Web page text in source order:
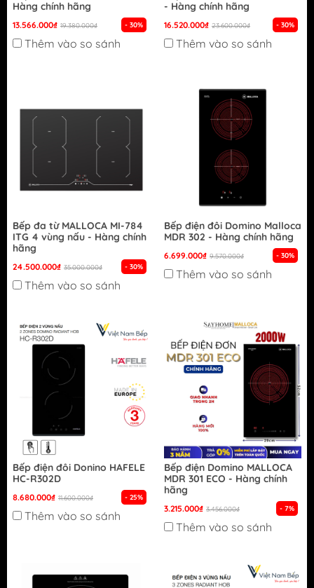
Hàng chính hãng
13.566.000₫ 19.380.000₫ - 30%
Thêm vào so sánh
- Hàng chính hãng
16.520.000₫ 23.600.000₫ - 30%
Thêm vào so sánh
Bếp đa từ MALLOCA MI-784
ITG 4 vùng nấu - Hàng chính
hãng
24.500.000₫ 35.000.000₫ - 30%
Thêm vào so sánh
Bếp điện đôi Domino Malloca
MDR 302 - Hàng chính hãng
6.699.000₫ 9.570.000₫ - 30%
Thêm vào so sánh
Bếp điện đôi Donino HAFELE
HC-R302D
8.680.000₫ 11.600.000₫ - 25%
Thêm vào so sánh
Bếp điện Domino MALLOCA
MDR 301 ECO - Hàng chính
hãng
3.215.000₫ 3.456.000₫ - 7%
Thêm vào so sánh